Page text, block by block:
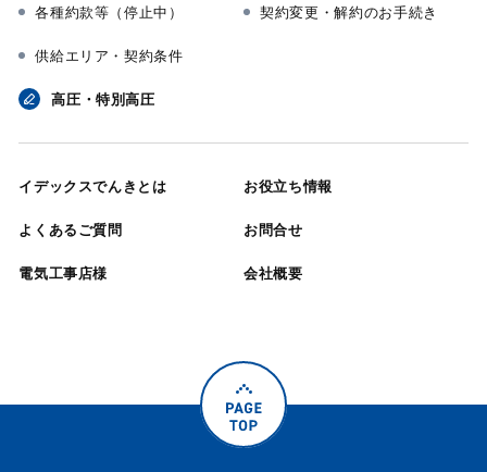
各種約款等（停止中） 契約変更・解約のお手続き
供給エリア・契約条件
高圧・特別高圧
イデックスでんきとは お役立ち情報
よくあるご質問 お問合せ
電気工事店様 会社概要